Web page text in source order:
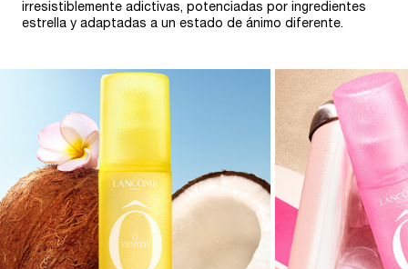
irresistiblemente adictivas, potenciadas por ingredientes
estrella y adaptadas a un estado de ánimo diferente.​